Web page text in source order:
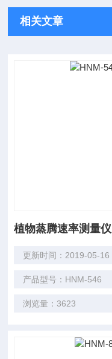
相关文章
植物蒸腾速率测量仪
更新时间：2019-05-16
产品型号：HNM-546
浏览量：3623